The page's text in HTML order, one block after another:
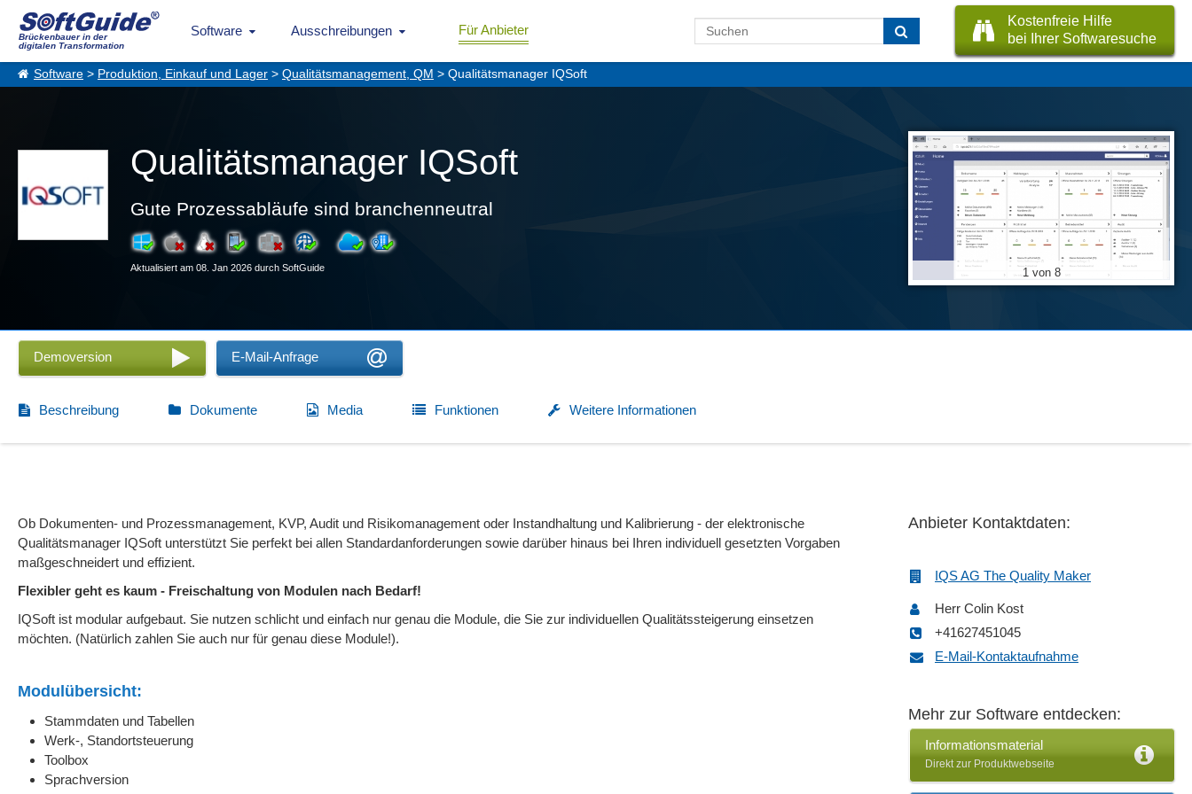
Brückenbauer in der
digitalen Transformation
Software Ausschreibungen Für Anbieter
Kostenfreie Hilfe
bei Ihrer Softwaresuche
Software > Produktion, Einkauf und Lager > Qualitätsmanagement, QM > Qualitätsmanager IQSoft
1 von 8
Qualitätsmanager IQSoft
Gute Prozessabläufe sind branchenneutral
Aktualisiert am 08. Jan 2026 durch SoftGuide
Demoversion E-Mail-Anfrage
Beschreibung Dokumente Media Funktionen Weitere Informationen
Ob Dokumenten- und Prozessmanagement, KVP, Audit und Risikomanagement oder Instandhaltung und Kalibrierung - der elektronische
Qualitätsmanager IQSoft unterstützt Sie perfekt bei allen Standardanforderungen sowie darüber hinaus bei Ihren individuell gesetzten Vorgaben
maßgeschneidert und effizient.
Flexibler geht es kaum - Freischaltung von Modulen nach Bedarf!
IQSoft ist modular aufgebaut. Sie nutzen schlicht und einfach nur genau die Module, die Sie zur individuellen Qualitätssteigerung einsetzen
möchten. (Natürlich zahlen Sie auch nur für genau diese Module!).
Modulübersicht:
Stammdaten und Tabellen
Werk-, Standortsteuerung
Toolbox
Sprachversion
Anbieter Kontaktdaten:
IQS AG The Quality Maker
Herr Colin Kost
+41627451045
E-Mail-Kontaktaufnahme
Mehr zur Software entdecken:
Informationsmaterial
Direkt zur Produktwebseite